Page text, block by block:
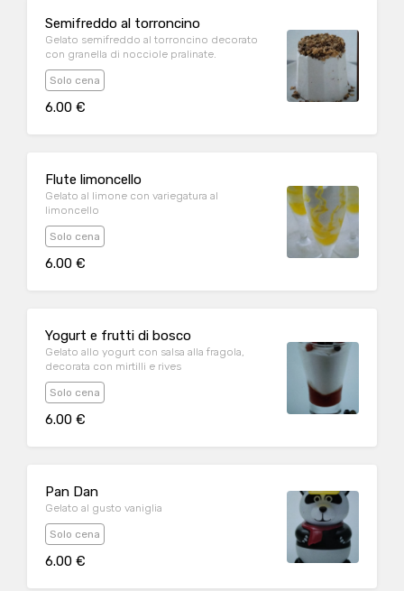
Semifreddo al torroncino
Gelato semifreddo al torroncino decorato
con granella di nocciole pralinate.
Solo cena
6.00 €
Flute limoncello
Gelato al limone con variegatura al
limoncello
Solo cena
6.00 €
Yogurt e frutti di bosco
Gelato allo yogurt con salsa alla fragola,
decorata con mirtilli e rives
Solo cena
6.00 €
Pan Dan
Gelato al gusto vaniglia
Solo cena
6.00 €